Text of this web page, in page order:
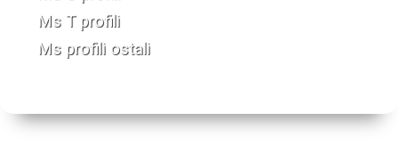
Ms T profili
Ms profili ostali